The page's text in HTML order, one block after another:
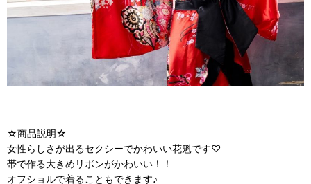
☆商品説明☆
女性らしさが出るセクシーでかわいい花魁です♡
帯で作る大きめリボンがかわいい！！
オフショルで着ることもできます♪